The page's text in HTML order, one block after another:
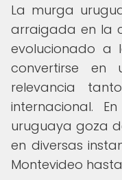
La murga
arraigada en la
evolucionado
convertirse en
relevancia
internacional.
uruguaya goza
en diversas
Montevideo